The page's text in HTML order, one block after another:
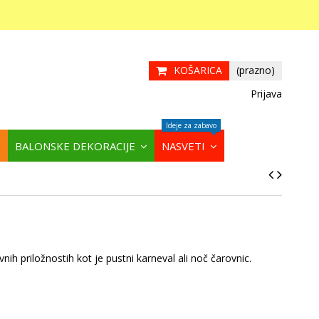
KOŠARICA
(prazno)
Prijava
BALONSKE DEKORACIJE NASVETI
Ideje za zabavo
priložnostih kot je pustni karneval ali noč čarovnic.